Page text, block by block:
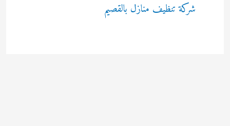
شركة تنظيف منازل بالقصيم